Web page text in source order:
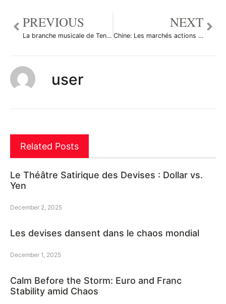
PREVIOUS
La branche musicale de Tencent détaille son IPO
NEXT
Chine: Les marchés actions finissent en hausse; l’indice Shanghai Composite gagne 0,31%
user
Related Posts
Le Théâtre Satirique des Devises : Dollar vs.
Yen
December 2, 2025
Les devises dansent dans le chaos mondial
December 1, 2025
Calm Before the Storm: Euro and Franc
Stability amid Chaos